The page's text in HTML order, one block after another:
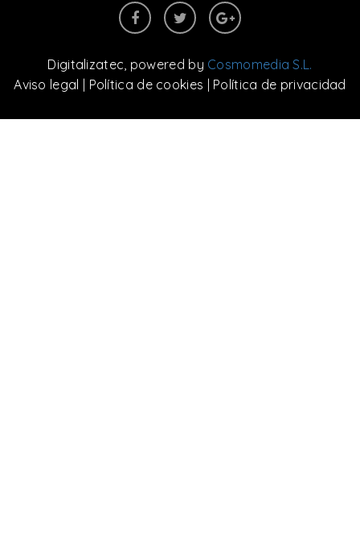
Digitalizatec , powered by Cosmomedia S.L.
Aviso legal | Política de cookies | Política de privacidad